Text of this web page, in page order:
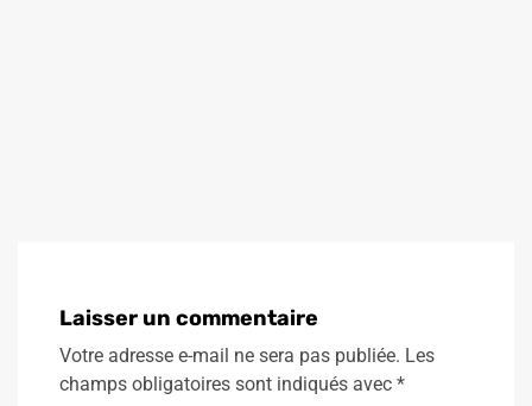
Laisser un commentaire
Votre adresse e-mail ne sera pas publiée. Les
champs obligatoires sont indiqués avec *